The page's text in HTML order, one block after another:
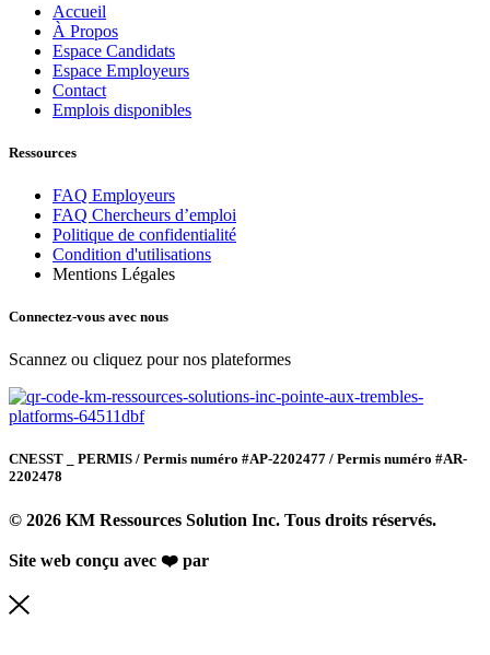
Accueil
À Propos
Espace Candidats
Espace Employeurs
Contact
Emplois disponibles
Ressources
FAQ Employeurs
FAQ Chercheurs d’emploi
Politique de confidentialité
Condition d'utilisations
Mentions Légales
Connectez-vous avec nous
Scannez ou cliquez pour nos plateformes
CNESST _ PERMIS / Permis numéro #AP-2202477 / Permis numéro #AR-
2202478
© 2026 KM Ressources Solution Inc. Tous droits réservés.
Site web conçu avec ❤️ par